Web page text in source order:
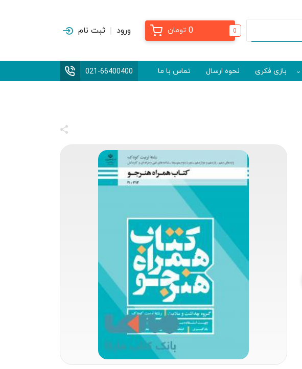
0
0 تومان ورود ثبت نام
بازی فکری نحوه ارسال تماس با ما 021-66400400